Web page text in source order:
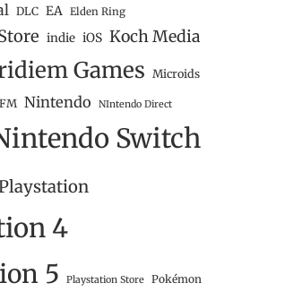
DLC EA Elden Ring
indie iOS Koch Media
Games Microids
Nintendo NIntendo Direct
Switch
4
5 Playstation Store Pokémon